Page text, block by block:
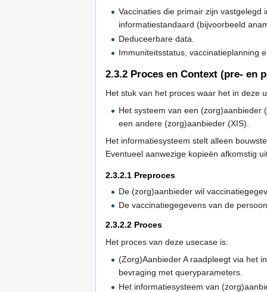
Vaccinaties die primair zijn
informatiestandaard (bijvoorbeeld
Deduceerbare data.
Immuniteitsstatus, vaccinatieplanning
2.3.2 Proces en Context (pre- en
Het stuk van het proces waar het in deze
Het systeem van een (zorg)aanbieder
een andere (zorg)aanbieder (XIS).
Het informatiesysteem stelt alleen
Eventueel aanwezige kopieën afkomstig
2.3.2.1 Preproces
De (zorg)aanbieder wil
De vaccinatiegegevens van de
2.3.2.2 Proces
Het proces van deze usecase is:
(Zorg)Aanbieder A raadpleegt via het
bevraging met queryparameters.
Het informatiesysteem van